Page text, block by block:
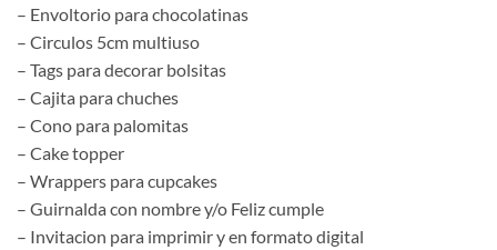
– Envoltorio para chocolatinas
– Circulos 5cm multiuso
– Tags para decorar bolsitas
– Cajita para chuches
– Cono para palomitas
– Cake topper
– Wrappers para cupcakes
– Guirnalda con nombre y/o Feliz cumple
– Invitacion para imprimir y en formato digital